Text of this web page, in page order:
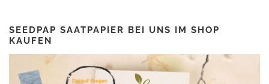
SEEDPAP SAATPAPIER BEI UNS IM SHOP
KAUFEN